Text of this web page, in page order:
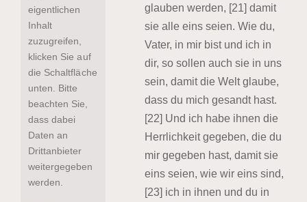
glauben werden, [21] damit
sie alle eins seien. Wie du,
Vater, in mir bist und ich in
dir, so sollen auch sie in uns
sein, damit die Welt glaube,
dass du mich gesandt hast.
[22] Und ich habe ihnen die
Herrlichkeit gegeben, die du
mir gegeben hast, damit sie
eins seien, wie wir eins sind,
[23] ich in ihnen und du in
eigentlichen
Inhalt
zuzugreifen,
klicken Sie auf
die Schaltfläche
unten. Bitte
beachten Sie,
dass dabei
Daten an
Drittanbieter
weitergegeben
werden.